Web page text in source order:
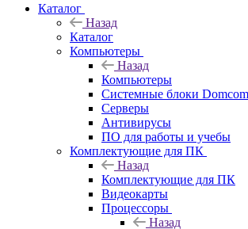
Каталог
Назад
Каталог
Компьютеры
Назад
Компьютеры
Системные блоки
Серверы
Антивирусы
ПО для работы и учебы
Комплектующие для ПК
Назад
Комплектующие для ПК
Видеокарты
Процессоры
Назад